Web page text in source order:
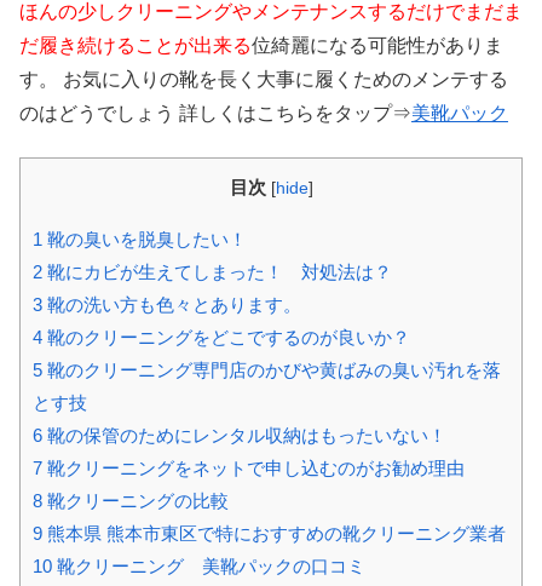
ほんの少しクリーニングやメンテナンスするだけでまだま
だ履き続けることが出来る位綺麗になる可能性がありま
す。 お気に入りの靴を長く大事に履くためのメンテする
のはどうでしょう 詳しくはこちらをタップ⇒美靴パック
目次 [hide]
1 靴の臭いを脱臭したい！
2 靴にカビが生えてしまった！ 対処法は？
3 靴の洗い方も色々とあります。
4 靴のクリーニングをどこでするのが良いか？
5 靴のクリーニング専門店のかびや黄ばみの臭い汚れを落
とす技
6 靴の保管のためにレンタル収納はもったいない！
7 靴クリーニングをネットで申し込むのがお勧め理由
8 靴クリーニングの比較
9 熊本県 熊本市東区で特におすすめの靴クリーニング業者
10 靴クリーニング 美靴パックの口コミ